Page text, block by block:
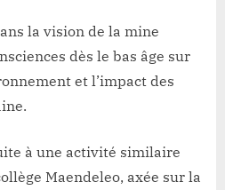
la vision de la mine
dès le bas âge sur
et l’impact des
à une activité similaire
Maendeleo, axée sur la